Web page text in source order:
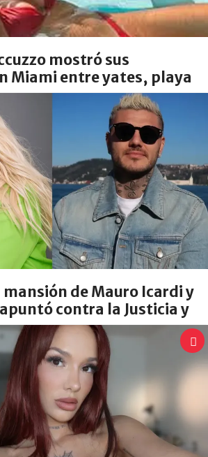
mostró sus
Miami entre yates, playa
de Mauro Icardi y
contra la Justicia y